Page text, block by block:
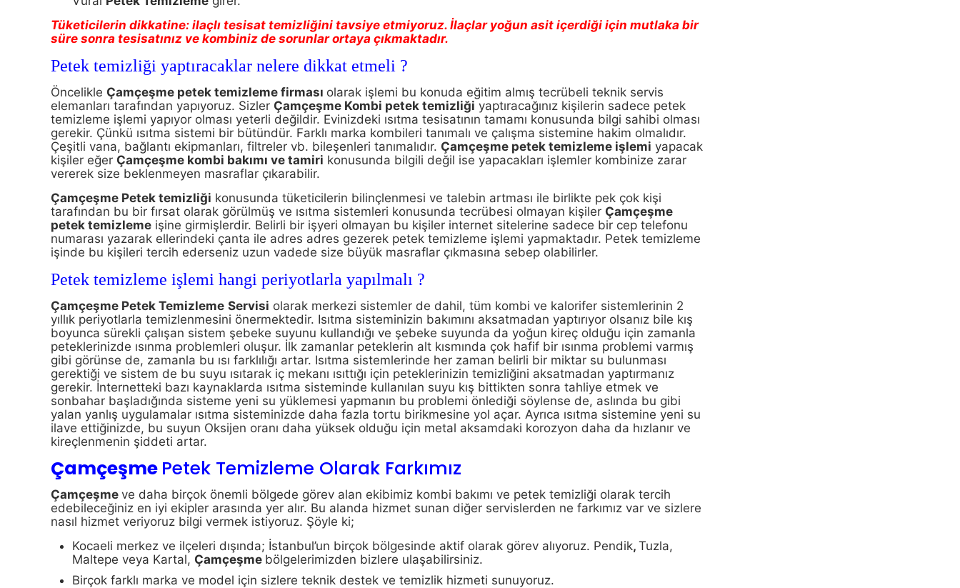
Tüketicilerin dikkatine: ilaçlı tesisat temizliğini tavsiye etmiyoruz. İlaçlar yoğun asit içerdiği için mutlaka bir
süre sonra tesisatınız ve kombiniz de sorunlar ortaya çıkmaktadır.
Petek temizliği yaptıracaklar nelere dikkat etmeli ?
Öncelikle Çamçeşme petek temizleme firması olarak işlemi bu konuda eğitim almış tecrübeli teknik servis
elemanları tarafından yapıyoruz. Sizler Çamçeşme Kombi petek temizliği yaptıracağınız kişilerin sadece petek
temizleme işlemi yapıyor olması yeterli değildir. Evinizdeki ısıtma tesisatının tamamı konusunda bilgi sahibi olması
gerekir. Çünkü ısıtma sistemi bir bütündür. Farklı marka kombileri tanımalı ve çalışma sistemine hakim olmalıdır.
Çeşitli vana, bağlantı ekipmanları, filtreler vb. bileşenleri tanımalıdır. Çamçeşme petek temizleme işlemi yapacak
kişiler eğer Çamçeşme kombi bakımı ve tamiri konusunda bilgili değil ise yapacakları işlemler kombinize zarar
vererek size beklenmeyen masraflar çıkarabilir.
Çamçeşme Petek temizliği konusunda tüketicilerin bilinçlenmesi ve talebin artması ile birlikte pek çok kişi
tarafından bu bir fırsat olarak görülmüş ve ısıtma sistemleri konusunda tecrübesi olmayan kişiler Çamçeşme
petek temizleme işine girmişlerdir. Belirli bir işyeri olmayan bu kişiler internet sitelerine sadece bir cep telefonu
numarası yazarak ellerindeki çanta ile adres adres gezerek petek temizleme işlemi yapmaktadır. Petek temizleme
işinde bu kişileri tercih ederseniz uzun vadede size büyük masraflar çıkmasına sebep olabilirler.
Petek temizleme işlemi hangi periyotlarla yapılmalı ?
Çamçeşme Petek Temizleme Servisi olarak merkezi sistemler de dahil, tüm kombi ve kalorifer sistemlerinin 2
yıllık periyotlarla temizlenmesini önermektedir. Isıtma sisteminizin bakımını aksatmadan yaptırıyor olsanız bile kış
boyunca sürekli çalışan sistem şebeke suyunu kullandığı ve şebeke suyunda da yoğun kireç olduğu için zamanla
peteklerinizde ısınma problemleri oluşur. İlk zamanlar peteklerin alt kısmında çok hafif bir ısınma problemi varmış
gibi görünse de, zamanla bu ısı farklılığı artar. Isıtma sistemlerinde her zaman belirli bir miktar su bulunması
gerektiği ve sistem de bu suyu ısıtarak iç mekanı ısıttığı için peteklerinizin temizliğini aksatmadan yaptırmanız
gerekir. İnternetteki bazı kaynaklarda ısıtma sisteminde kullanılan suyu kış bittikten sonra tahliye etmek ve
sonbahar başladığında sisteme yeni su yüklemesi yapmanın bu problemi önlediği söylense de, aslında bu gibi
yalan yanlış uygulamalar ısıtma sisteminizde daha fazla tortu birikmesine yol açar. Ayrıca ısıtma sistemine yeni su
ilave ettiğinizde, bu suyun Oksijen oranı daha yüksek olduğu için metal aksamdaki korozyon daha da hızlanır ve
kireçlenmenin şiddeti artar.
Çamçeşme Petek Temizleme Olarak Farkımız
Çamçeşmeve daha birçok önemli bölgede görev alan ekibimiz kombi bakımı ve petek temizliği olarak tercih
edebileceğiniz en iyi ekipler arasında yer alır. Bu alanda hizmet sunan diğer servislerden ne farkımız var ve sizlere
nasıl hizmet veriyoruz bilgi vermek istiyoruz. Şöyle ki;
Kocaeli merkez ve ilçeleri dışında; İstanbul’un birçok bölgesinde aktif olarak görev alıyoruz. Pendik,Tuzla,
Maltepe veya Kartal, Çamçeşme bölgelerimizden bizlere ulaşabilirsiniz.
Birçok farklı marka ve model için sizlere teknik destek ve temizlik hizmeti sunuyoruz.